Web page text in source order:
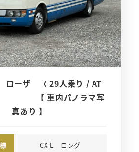
ローザ 〈 29人乗り / AT
内パノラマ写
真あり 】
CX-L　ロング